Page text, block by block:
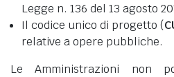
Legge n. 136 del 13 agosto
Il codice unico di progetto (
relative a opere pubbliche.
Le Amministrazioni non